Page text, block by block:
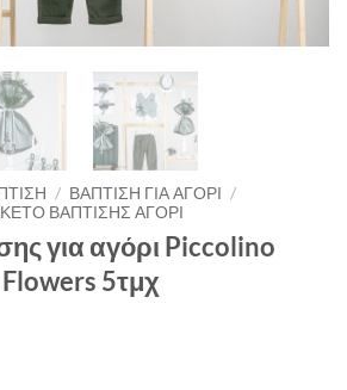
/ ΒΑΠΤΙΣΗ ΓΙΑ ΑΓΟΡΙ /
ΒΑΠΤΙΣΗΣ ΑΓΟΡΙ
για αγόρι Piccolino
5τμχ